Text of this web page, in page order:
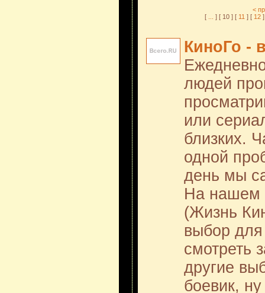
<
[... ] [ 10 ] [11 ] [12
КиноГо -
людей
или
близких.
одной
день мы
На нашем
(Жизнь
выбор для
смотреть
другие
боевик,